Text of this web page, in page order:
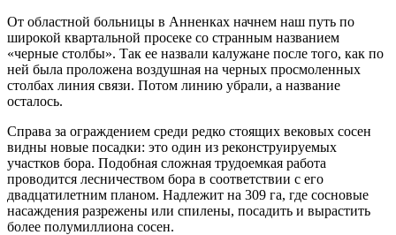
От областной больницы в Анненках начнем наш путь по
широкой квартальной просеке со странным названием
«черные столбы». Так ее назвали калужане после того, как по
ней была проложена воздушная на черных просмоленных
столбах линия связи. Потом линию убрали, а название
осталось.
Справа за ограждением среди редко стоящих вековых сосен
видны новые посадки: это один из реконструируемых
участков бора. Подобная сложная трудоемкая работа
проводится лесничеством бора в соответствии с его
двадцатилетним планом. Надлежит на 309 га, где сосновые
насаждения разрежены или спилены, посадить и вырастить
более полумиллиона сосен.